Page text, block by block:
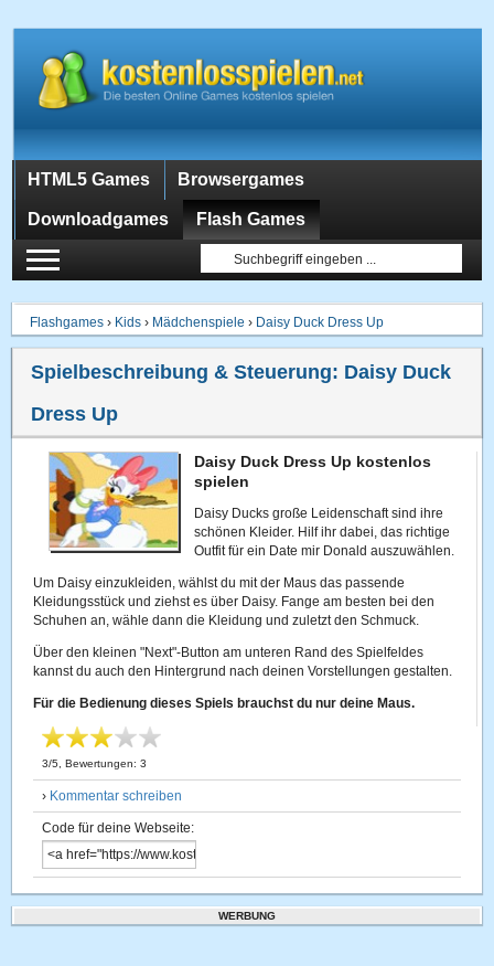
HTML5 Games Browsergames
Downloadgames Flash Games
Flashgames › Kids › Mädchenspiele › Daisy Duck Dress Up
Spielbeschreibung & Steuerung: Daisy Duck
Dress Up
Daisy Duck Dress Up kostenlos
spielen
Daisy Ducks große Leidenschaft sind ihre
schönen Kleider. Hilf ihr dabei, das richtige
Outfit für ein Date mir Donald auszuwählen.
Um Daisy einzukleiden, wählst du mit der Maus das passende
Kleidungsstück und ziehst es über Daisy. Fange am besten bei den
Schuhen an, wähle dann die Kleidung und zuletzt den Schmuck.
Über den kleinen "Next"-Button am unteren Rand des Spielfeldes
kannst du auch den Hintergrund nach deinen Vorstellungen gestalten.
Für die Bedienung dieses Spiels brauchst du nur deine Maus.
3/5 , Bewertungen:3
› Kommentar schreiben
Code für deine Webseite:
WERBUNG